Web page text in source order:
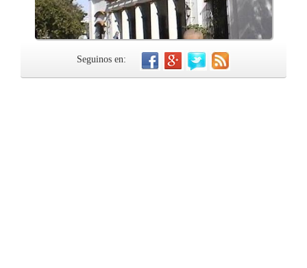
Seguinos en: